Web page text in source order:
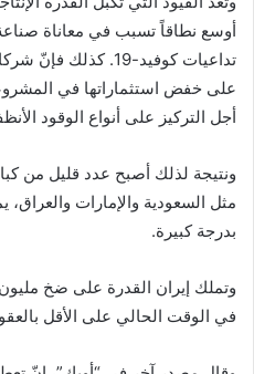
أوسع نطاقاً تسبب في معاناة
تداعيات كوفيد-19.
على خفض استثماراتها في
أجل التركيز على أنواع الوقود
ونتيجة لذلك أصبح عدد قليل من
مثل السعودية والإمارات والعراق،
بدرجة كبيرة.
وتملك إيران القدرة على ضخ
في الوقت الحالي على الأقل